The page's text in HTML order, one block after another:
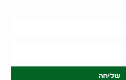
שליחה